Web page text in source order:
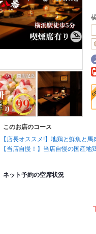
このお店のコース
【店長オススメ!】地鶏と鮮魚と
【当店自慢！】当店自慢の国産
ネット予約の空席状況